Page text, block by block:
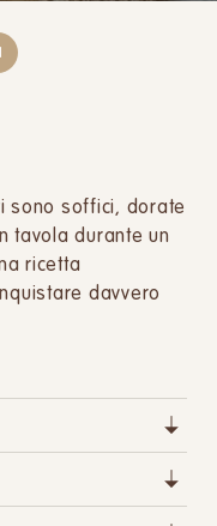
sono soffici, dorate
tavola durante un
ricetta
davvero